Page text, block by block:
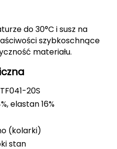
do 30°C i susz na
szybkoschnące
materiału.
20S
elastan 16%
(kolarki)
stan